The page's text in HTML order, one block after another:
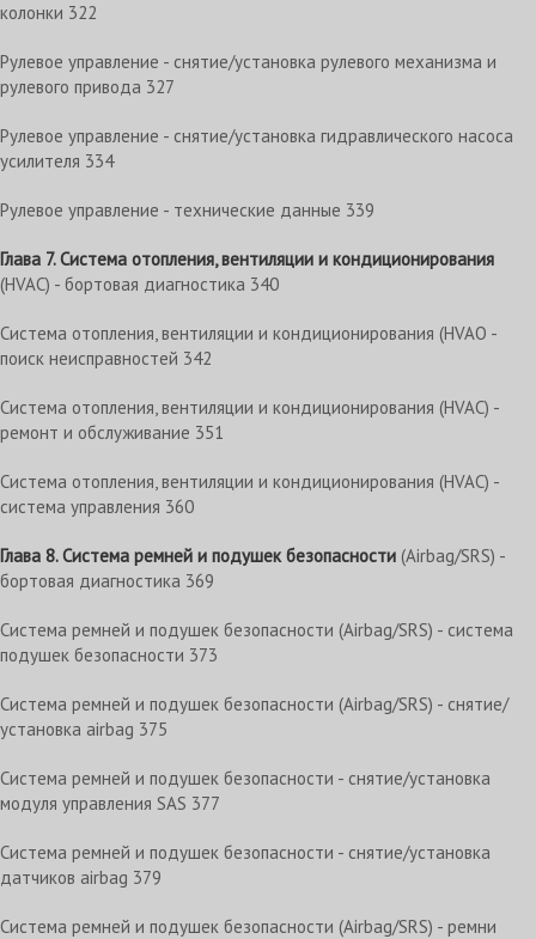
колонки 322
Рулевое управление - снятие/установка рулевого механизма и
рулевого привода 327
Рулевое управление - снятие/установка гидравлического насоса
усилителя 334
Рулевое управление - технические данные 339
Глава 7. Система отопления, вентиляции и кондиционирования
(HVAC) - бортовая диагностика 340
Система отопления, вентиляции и кондиционирования (HVAO -
поиск неисправностей 342
Система отопления, вентиляции и кондиционирования (HVAC) -
ремонт и обслуживание 351
Система отопления, вентиляции и кондиционирования (HVAC) -
система управления 360
Глава 8. Система ремней и подушек безопасности (Airbag/SRS) -
бортовая диагностика 369
Система ремней и подушек безопасности (Airbag/SRS) - система
подушек безопасности 373
Система ремней и подушек безопасности (Airbag/SRS) - снятие/
установка airbag 375
Система ремней и подушек безопасности - снятие/установка
модуля управления SAS 377
Система ремней и подушек безопасности - снятие/установка
датчиков airbag 379
Система ремней и подушек безопасности (Airbag/SRS) - ремни